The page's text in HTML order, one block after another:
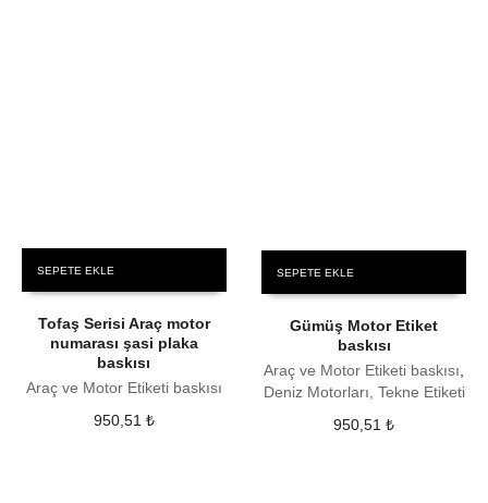
SEPETE EKLE
Tofaş Serisi Araç motor
numarası şasi plaka
baskısı
Araç ve Motor Etiketi baskısı
950,51 ₺
SEPETE EKLE
Gümüş Motor Etiket
baskısı
Araç ve Motor Etiketi baskısı,
Deniz Motorları, Tekne Etiketi
950,51₺